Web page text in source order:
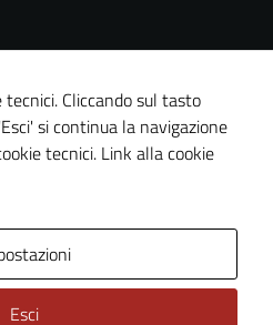
Cliccando sul tasto
si continua la navigazione
tecnici. Link alla cookie
Esci